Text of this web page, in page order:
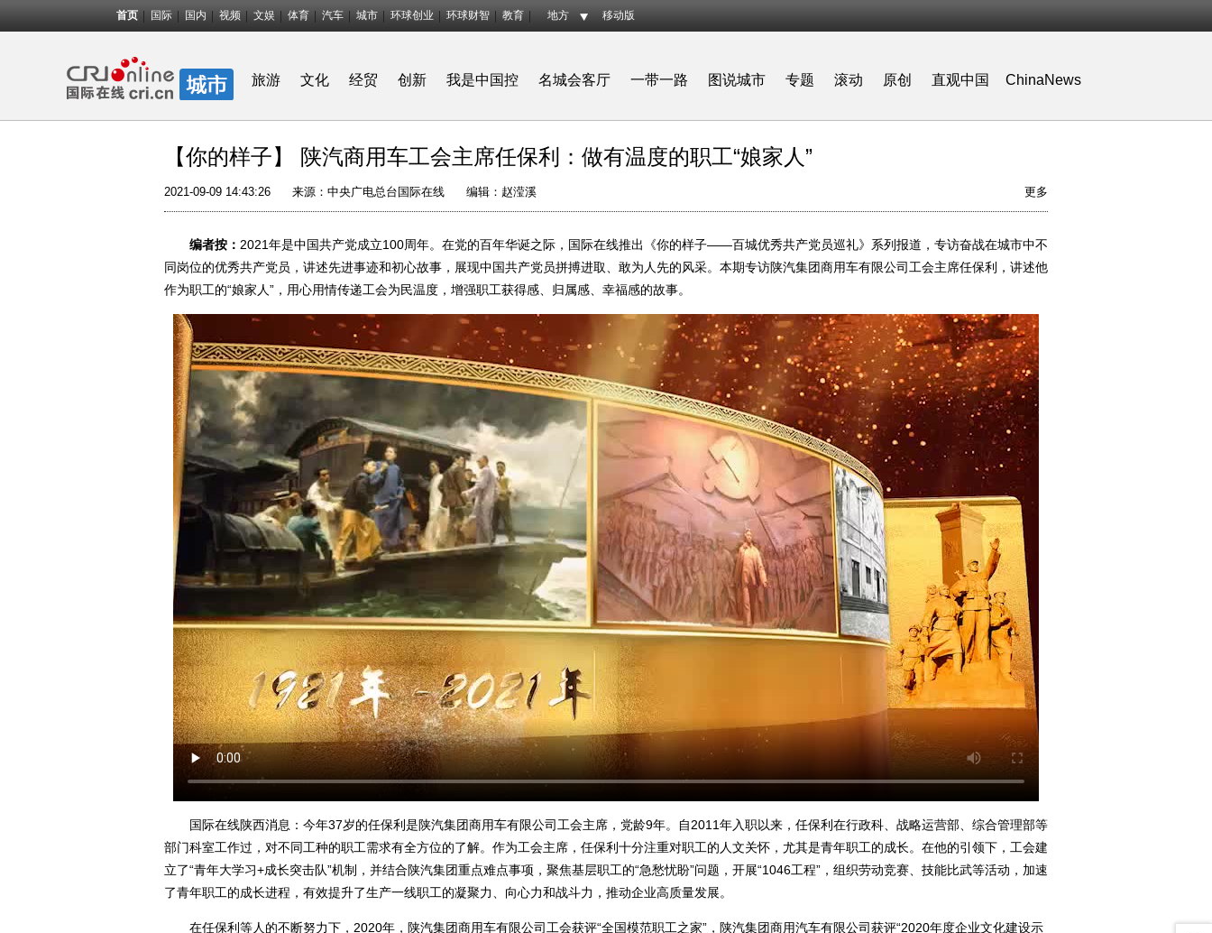
首页 国际 国内 视频 文娱 体育 汽车 城市 环球创业 环球财智 教育 地方 移动版
旅游 文化 经贸 创新 我是中国控 名城会客厅 一带一路 图说城市 专题 滚动 原创 直观中国 ChinaNews
【你的样子】 陕汽商用车工会主席任保利：做有温度的职工“娘家人”
2021-09-09 14:43:26 来源：中央广电总台国际在线 编辑：赵滢溪 更多
编者按： 2021年是中国共产党成立100周年。在党的百年华诞之际，国际在线推出《你的样子——百城优秀共产党员巡礼》系列报道，专访奋战在城市中不
同岗位的优秀共产党员，讲述先进事迹和初心故事，展现中国共产党员拼搏进取、敢为人先的风采。本期专访陕汽集团商用车有限公司工会主席任保利，讲述他
作为职工的“娘家人”，用心用情传递工会为民温度，增强职工获得感、归属感、幸福感的故事。
国际在线陕西消息：今年37岁的任保利是陕汽集团商用车有限公司工会主席，党龄9年。自2011年入职以来，任保利在行政科、战略运营部、综合管理部等
部门科室工作过，对不同工种的职工需求有全方位的了解。作为工会主席，任保利十分注重对职工的人文关怀，尤其是青年职工的成长。在他的引领下，工会建
立了“青年大学习+成长突击队”机制，并结合陕汽集团重点难点事项，聚焦基层职工的“急愁忧盼”问题，开展“1046工程”，组织劳动竞赛、技能比武等活动，加速
了青年职工的成长进程，有效提升了生产一线职工的凝聚力、向心力和战斗力，推动企业高质量发展。
在任保利等人的不断努力下，2020年，陕汽集团商用车有限公司工会获评“全国模范职工之家”，陕汽集团商用汽车有限公司获评“2020年度企业文化建设示